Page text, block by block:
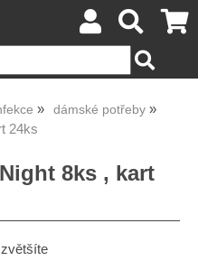
dámské potřeby
24ks
8ks , kart